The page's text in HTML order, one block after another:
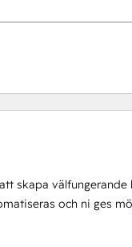
skapa
och ni ges